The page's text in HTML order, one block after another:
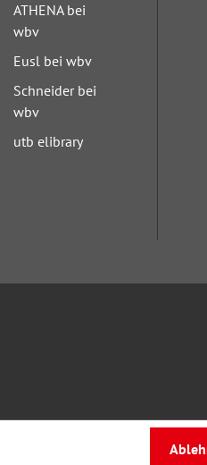
ATHENA bei
wbv
Eusl bei wbv
Schneider bei
wbv
utb elibrary